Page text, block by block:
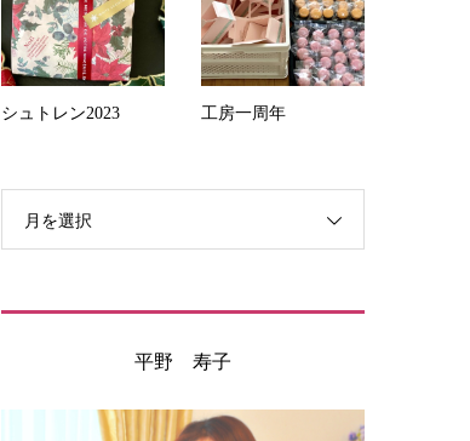
シュトレン2023 工房一周年
月を選択
平野 寿子